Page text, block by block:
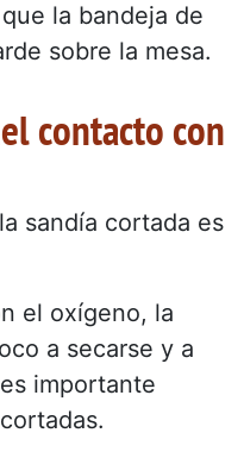
la bandeja de
sobre la mesa.
contacto con
sandía cortada es
el oxígeno, la
a secarse y a
importante